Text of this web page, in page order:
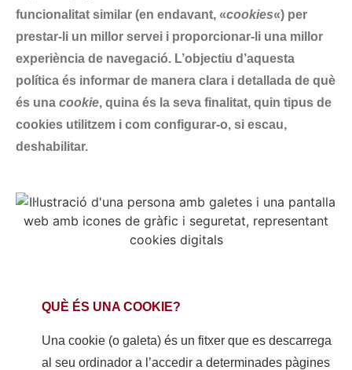
funcionalitat similar (en endavant, «cookies«) per
prestar-li un millor servei i proporcionar-li una millor
experiència de navegació. L’objectiu d’aquesta
política és informar de manera clara i detallada de què
és una cookie, quina és la seva finalitat, quin tipus de
cookies utilitzem i com configurar-o, si escau,
deshabilitar.
QUÈ ÉS UNA COOKIE?
Una cookie (o galeta) és un fitxer que es descarrega
al seu ordinador a l’accedir a determinades pàgines